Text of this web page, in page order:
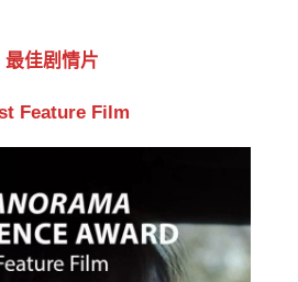
最佳剧情片
Feature Film